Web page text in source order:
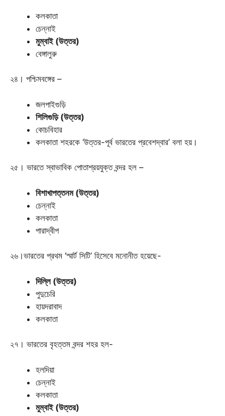
কলকাতা
চেন্নাই
মুম্বাই (উত্তর)
বেঙ্গালুরু
২৪। পশ্চিমবঙ্গের –
জলপাইগুড়ি
শিলিগুড়ি (উত্তর)
কোচবিহার
কলকাতা শহরকে ‘উত্তর-পূর্ব ভারতের প্রবেশদ্বার’ বলা হয়।
২৫। ভারতে স্বাভাবিক পোতাশ্রয়যুক্ত বন্দর হল –
বিশাখাপত্তনম (উত্তর)
চেন্নাই
কলকাতা
পারাদ্বীপ
২৬।ভারতের প্রথম ‘স্মার্ট সিটি’ হিসেবে মনোনীত হয়েছে-
দিল্লি (উত্তর)
পুদুচেরি
হায়দরাবাদ
কলকাতা
২৭। ভারতের বৃহত্তম বন্দর শহর হল-
হলদিয়া
চেন্নাই
কলকাতা
মুম্বাই (উত্তর)